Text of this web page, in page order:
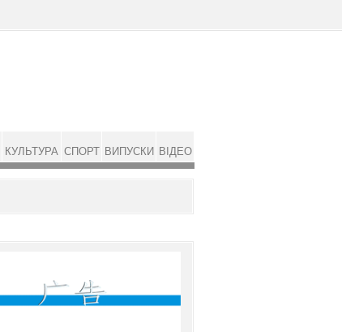
КУЛЬТУРА СПОРТ ВИПУСКИ ВІДЕО